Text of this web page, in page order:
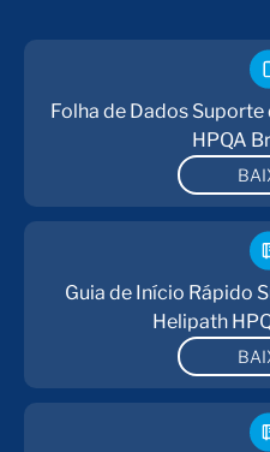
Folha de Dados
HPQA
Guia de Início Rápido
Helipath